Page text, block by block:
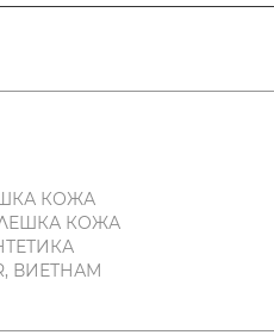
КОЖА
КОЖА
ВИЕТНАМ